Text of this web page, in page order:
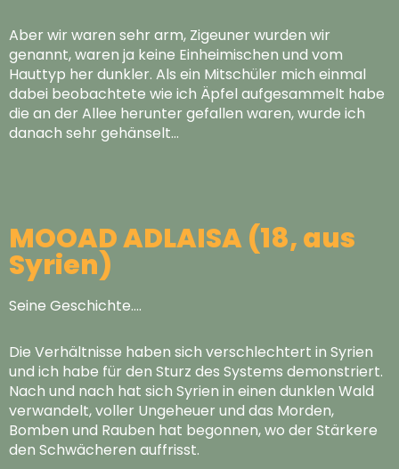
Aber wir waren sehr arm, Zigeuner wurden wir
genannt, waren ja keine Einheimischen und vom
Hauttyp her dunkler. Als ein Mitschüler mich einmal
dabei beobachtete wie ich Äpfel aufgesammelt habe
die an der Allee herunter gefallen waren, wurde ich
danach sehr gehänselt…
MOOAD ADLAISA (18, aus
Syrien)
Seine Geschichte….
Die Verhältnisse haben sich verschlechtert in Syrien
und ich habe für den Sturz des Systems demonstriert.
Nach und nach hat sich Syrien in einen dunklen Wald
verwandelt, voller Ungeheuer und das Morden,
Bomben und Rauben hat begonnen, wo der Stärkere
den Schwächeren auffrisst.